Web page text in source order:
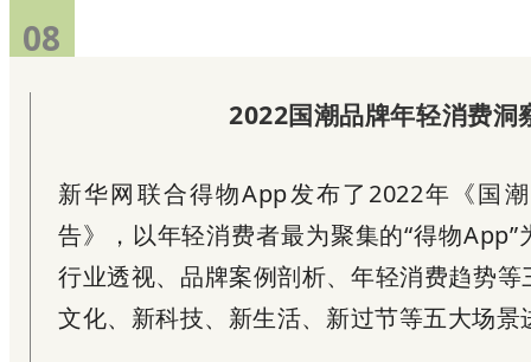
08
2022国潮品牌年轻消费洞
新华网联合得物App发布了2022年《国
告》，以年轻消费者最为聚集的“得物
行业透视、品牌案例剖析、年轻消费趋势
文化、新科技、新生活、新过节等五大场